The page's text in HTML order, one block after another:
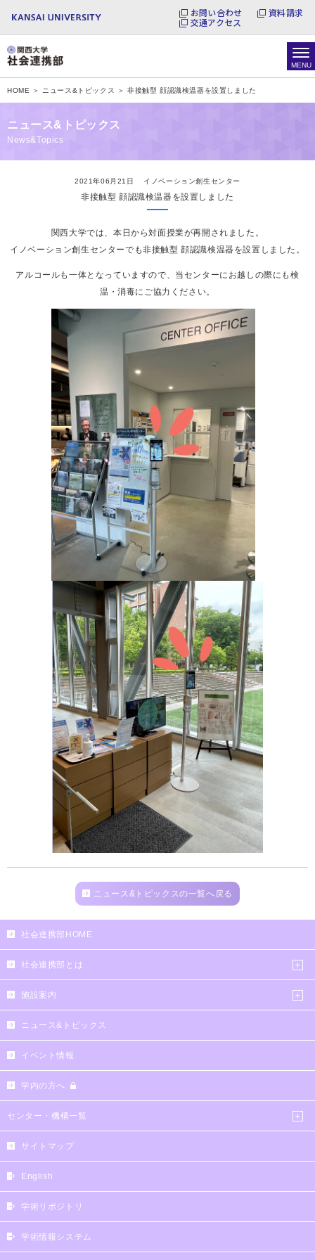
お問い合わせ
資料請求
交通アクセス
HOME ＞ ニュース&トピックス ＞ 非接触型 顔認識検温器を設置しました
ニュース&トピックス
News&Topics
2021年06月21日 イノベーション創生センター
非接触型 顔認識検温器を設置しました
関西大学では、本日から対面授業が再開されました。
イノベーション創生センターでも非接触型 顔認識検温器を設置しました。
アルコールも一体となっていますので、当センターにお越しの際にも検
温・消毒にご協力ください。
ニュース&トピックスの一覧へ戻る
社会連携部HOME
社会連携部とは
施設案内
ニュース&トピックス
イベント情報
学内の方へ
センター・機構一覧
サイトマップ
English
学術リポジトリ
学術情報システム